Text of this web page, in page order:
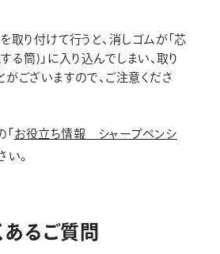
を取り付けて行うと、消しゴムが「芯
る筒)」に入り込んでしまい、取り
がございますので、ご注意くださ
お役立ち情報 シャープペンシ
い。
ある ご質 問